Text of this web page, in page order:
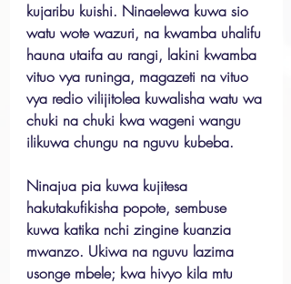
kujaribu kuishi. Ninaelewa kuwa sio
watu wote wazuri, na kwamba uhalifu
hauna utaifa au rangi, lakini kwamba
vituo vya runinga, magazeti na vituo
vya redio vilijitolea kuwalisha watu wa
chuki na chuki kwa wageni wangu
ilikuwa chungu na nguvu kubeba.
Ninajua pia kuwa kujitesa
hakutakufikisha popote, sembuse
kuwa katika nchi zingine kuanzia
mwanzo. Ukiwa na nguvu lazima
usonge mbele; kwa hivyo kila mtu